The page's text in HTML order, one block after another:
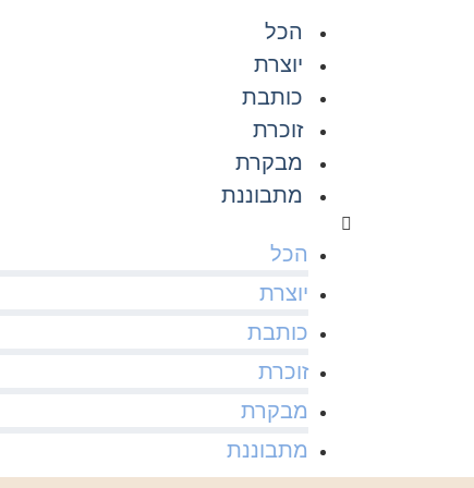
הכל
יוצרת
כותבת
זוכרת
מבקרת
מתבוננת
הכל
יוצרת
כותבת
זוכרת
מבקרת
מתבוננת